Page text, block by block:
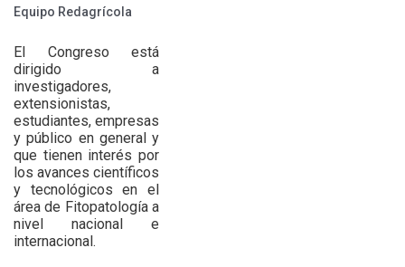
Equipo Redagrícola
El Congreso está
dirigido a
investigadores,
extensionistas,
estudiantes, empresas
y público en general y
que tienen interés por
los avances científicos
y tecnológicos en el
área de Fitopatología a
nivel nacional e
internacional.